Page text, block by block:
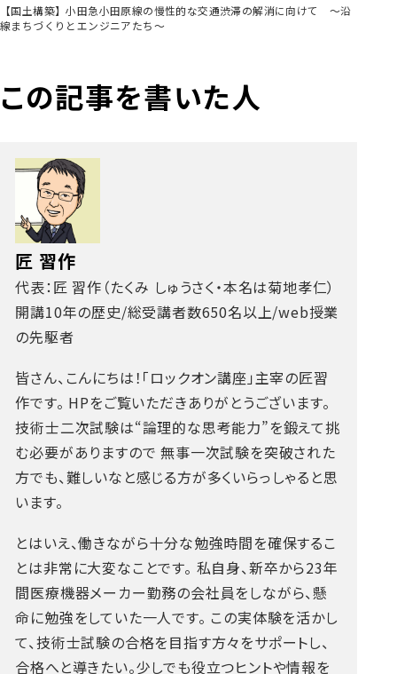
【国土構築】小田急小田原線の慢性的な交通渋滞の解消に向けて ～沿
線まちづくりとエンジニアたち～
この記事を書いた人
匠 習作
代表：匠 習作（たくみ しゅうさく・本名は菊地孝仁）
開講10年の歴史/総受講者数650名以上/web授業
の先駆者
皆さん、こんにちは！「ロックオン講座」主宰の匠習
作です。 HPをご覧いただきありがとうございます。
技術士二次試験は“論理的な思考能力”を鍛えて挑
む必要がありますので 無事一次試験を突破された
方でも、難しいなと感じる方が多くいらっしゃると思
います。
とはいえ、働きながら十分な勉強時間を確保するこ
とは非常に大変なことです。 私自身、新卒から23年
間医療機器メーカー勤務の会社員をしながら、懸
命に勉強をしていた一人です。 この実体験を活かし
て、技術士試験の合格を目指す方々をサポートし、
合格へと導きたい。少しでも役立つヒントや情報を